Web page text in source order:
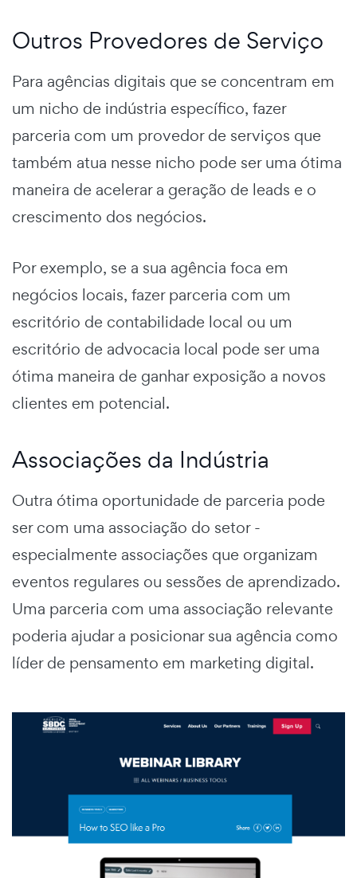
Outros Provedores de Serviço
Para agências digitais que se concentram em
um nicho de indústria específico, fazer
parceria com um provedor de serviços que
também atua nesse nicho pode ser uma ótima
maneira de acelerar a geração de leads e o
crescimento dos negócios.
Por exemplo, se a sua agência foca em
negócios locais, fazer parceria com um
escritório de contabilidade local ou um
escritório de advocacia local pode ser uma
ótima maneira de ganhar exposição a novos
clientes em potencial.
Associações da Indústria
Outra ótima oportunidade de parceria pode
ser com uma associação do setor -
especialmente associações que organizam
eventos regulares ou sessões de aprendizado.
Uma parceria com uma associação relevante
poderia ajudar a posicionar sua agência como
líder de pensamento em marketing digital.